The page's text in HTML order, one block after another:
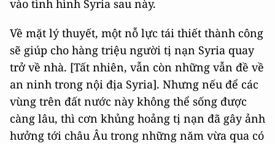
vào tình hình Syria sau này.
Về mặt lý thuyết, một nỗ lực tái thiết thành công
sẽ giúp cho hàng triệu người tị nạn Syria quay
trở về nhà. [Tất nhiên, vẫn còn những vẫn đề về
an ninh trong nội địa Syria]. Nhưng nếu để các
vùng trên đất nước này không thể sống được
càng lâu, thì cơn khủng hoảng tị nạn đã gây ảnh
hưởng tới châu Âu trong những năm vừa qua có